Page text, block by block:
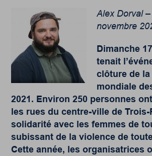
Alex Dorval –
novembre
Dimanche
tenait
clôture de
mondiale
2021. Environ 250 personnes
les rues du centre-ville de Trois-
solidaritéavec les femmes de
subissant de la violence de
Cette année, les organisatrices